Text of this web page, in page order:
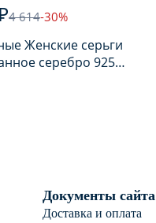
4 614-30%
Женские серьги
серебро 925
Документы сайта
Доставка и оплата